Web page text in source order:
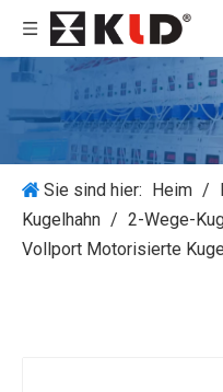
Sie sind hier: Heim /
Kugelhahn / 2-Wege-
Vollport Motorisierte